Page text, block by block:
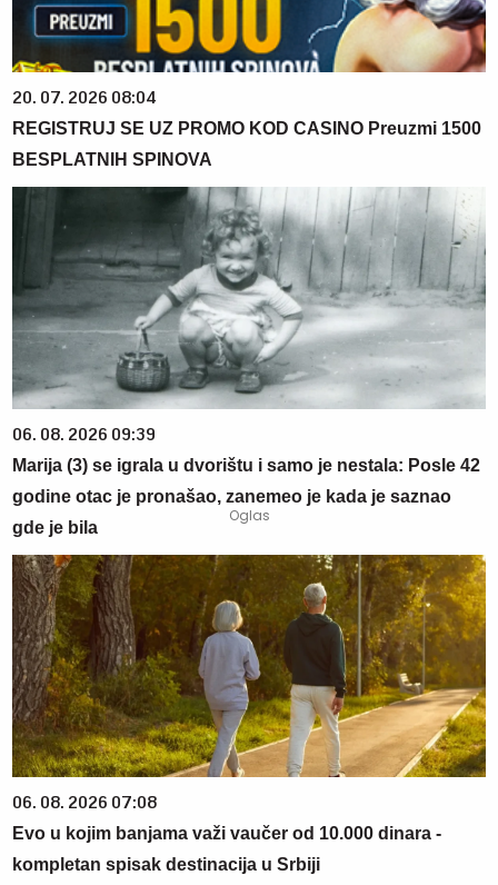
20. 07. 2026 08:04
REGISTRUJ SE UZ PROMO KOD CASINO Preuzmi 1500
BESPLATNIH SPINOVA
06. 08. 2026 09:39
Marija (3) se igrala u dvorištu i samo je nestala: Posle 42
godine otac je pronašao, zanemeo je kada je saznao
gde je bila
06. 08. 2026 07:08
Evo u kojim banjama važi vaučer od 10.000 dinara -
kompletan spisak destinacija u Srbiji